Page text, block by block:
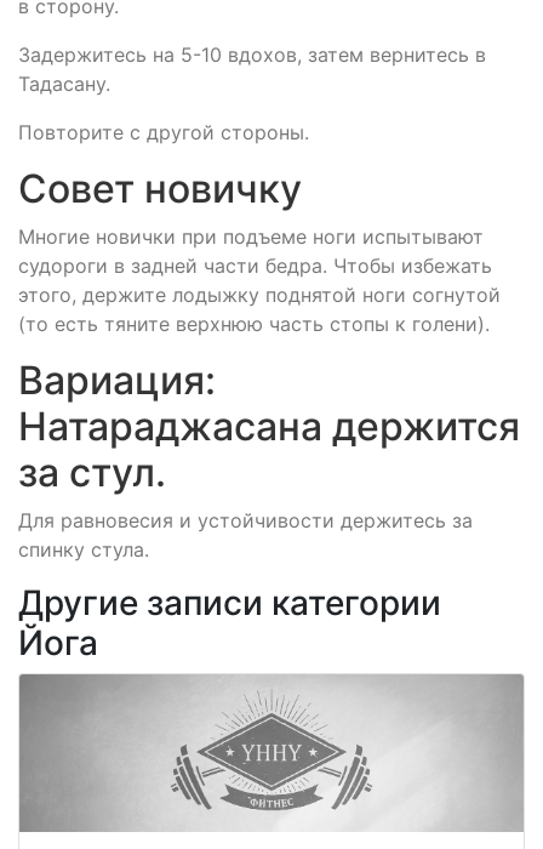
в сторону.
Задержитесь на 5-10 вдохов, затем вернитесь в
Тадасану.
Повторите с другой стороны.
Совет новичку
Многие новички при подъеме ноги испытывают
судороги в задней части бедра. Чтобы избежать
этого, держите лодыжку поднятой ноги согнутой
(то есть тяните верхнюю часть стопы к голени).
Вариация:
Натараджасана держится
за стул.
Для равновесия и устойчивости держитесь за
спинку стула.
Другие записи категории
Йога